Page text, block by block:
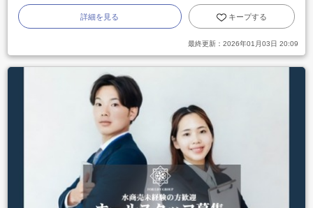
詳細を見る キープする
最終更新： 2026年01月03日 20:09